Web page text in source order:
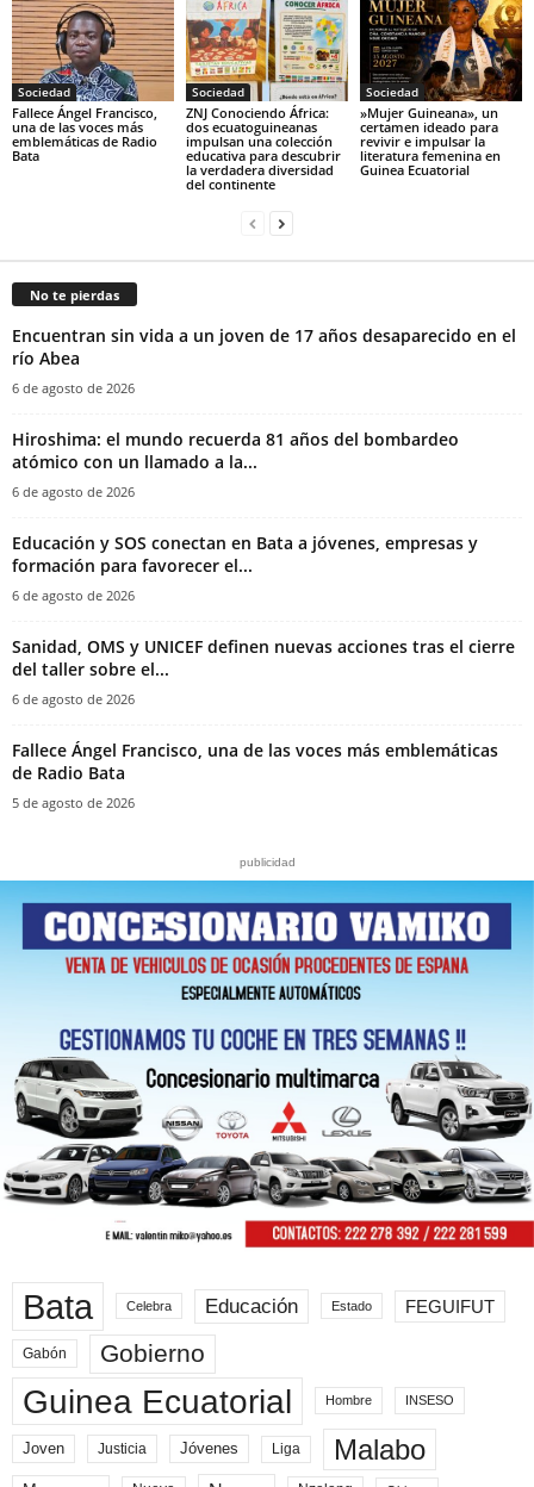
Sociedad
Fallece Ángel Francisco,
una de las voces más
emblemáticas de Radio
Bata
Sociedad
ZNJ Conociendo África:
dos ecuatoguineanas
impulsan una colección
educativa para descubrir
la verdadera diversidad
del continente
Sociedad
‎»Mujer Guineana», un
certamen ideado para
revivir e impulsar la
literatura femenina en
Guinea Ecuatorial‎
No te pierdas
Encuentran sin vida a un joven de 17 años desaparecido en el
río Abea
6 de agosto de 2026
Hiroshima: el mundo recuerda 81 años del bombardeo
atómico con un llamado a la...
6 de agosto de 2026
Educación y SOS conectan en Bata a jóvenes, empresas y
formación para favorecer el...
6 de agosto de 2026
Sanidad, OMS y UNICEF definen nuevas acciones tras el cierre
del taller sobre el...
6 de agosto de 2026
Fallece Ángel Francisco, una de las voces más emblemáticas
de Radio Bata
5 de agosto de 2026
publicidad
Bata Celebra Educación Estado FEGUIFUT
Gabón Gobierno
Guinea Ecuatorial Hombre INSESO
Joven Justicia Jóvenes Liga Malabo